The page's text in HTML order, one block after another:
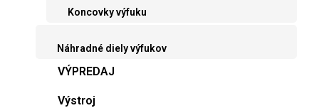
Koncovky výfuku
Náhradné diely výfukov
VÝPREDAJ
Výstroj